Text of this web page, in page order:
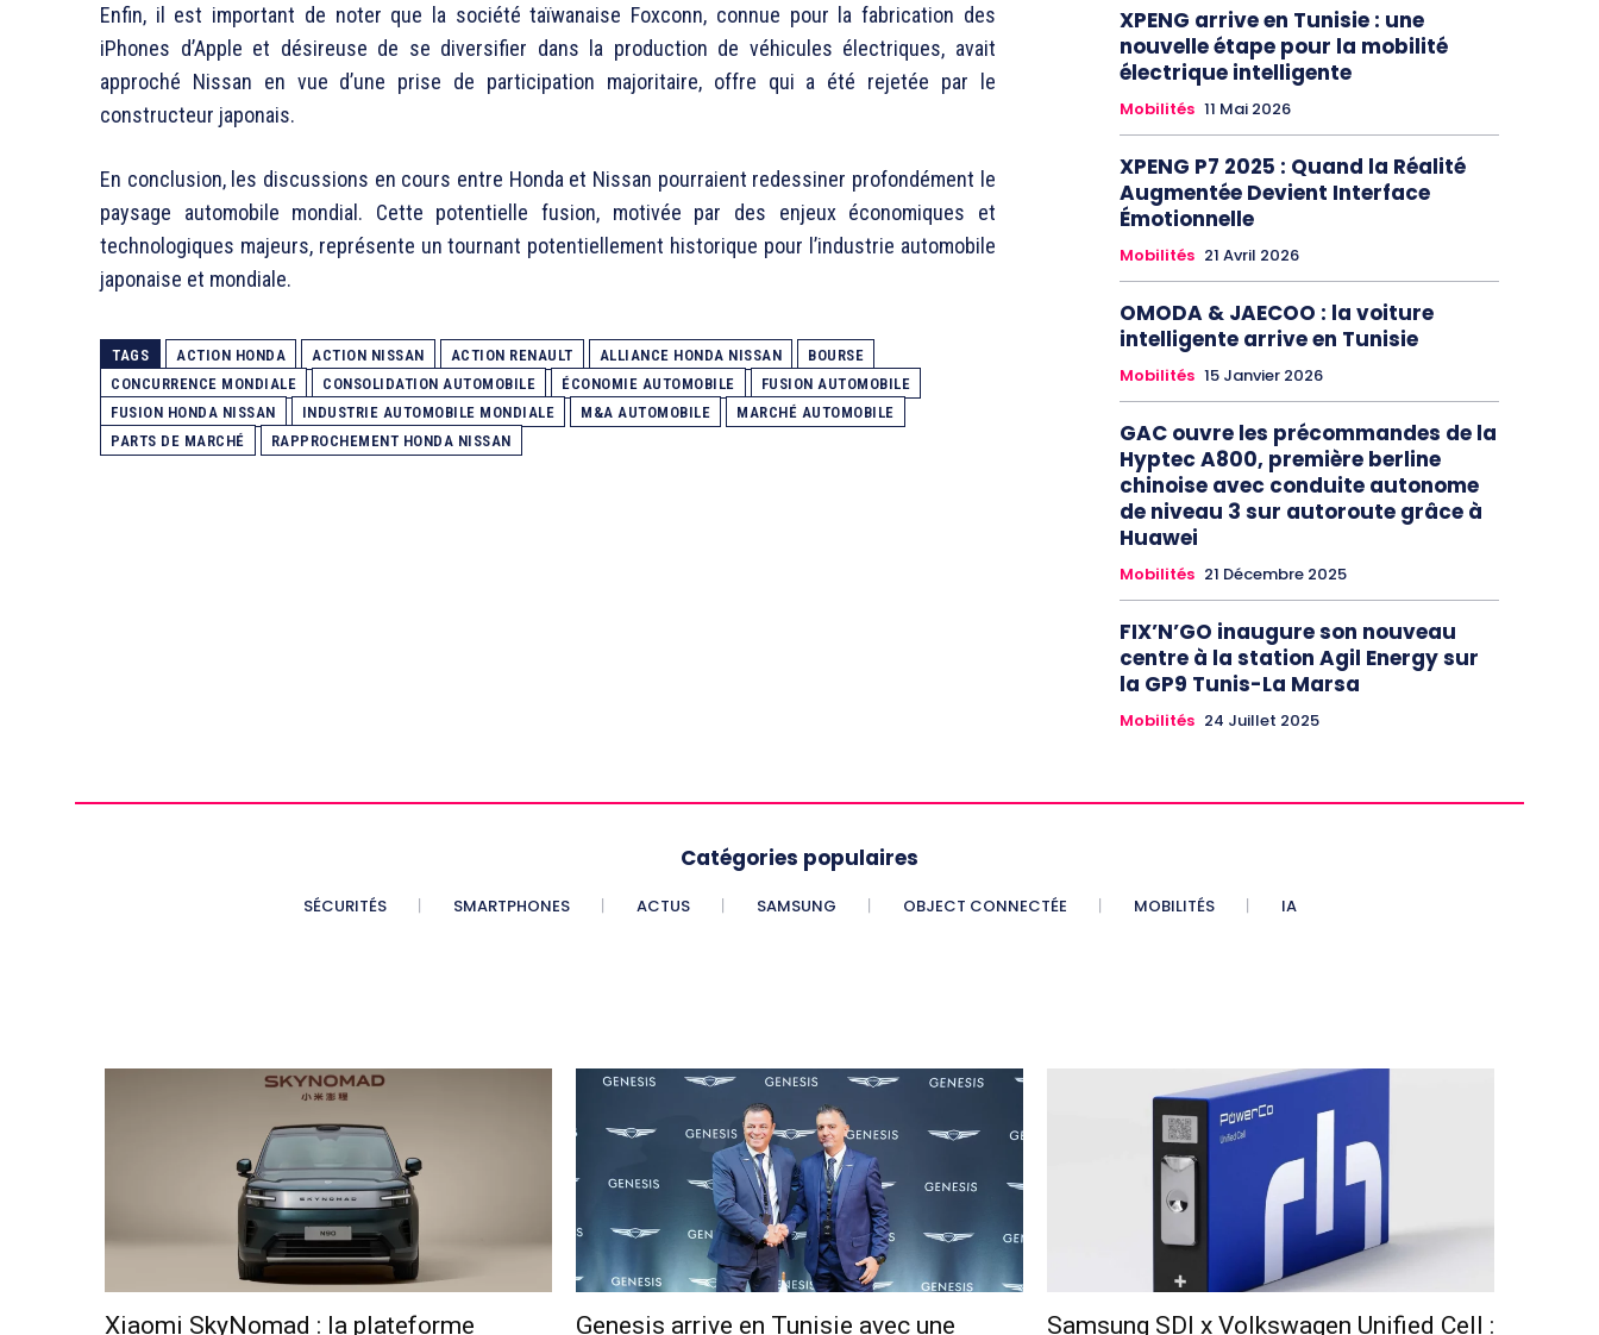
Enfin, il est important de noter que la société taïwanaise Foxconn, connue pour la fabrication des
iPhones d’Apple et désireuse de se diversifier dans la production de véhicules électriques, avait
approché Nissan en vue d’une prise de participation majoritaire, offre qui a été rejetée par le
constructeur japonais.
En conclusion, les discussions en cours entre Honda et Nissan pourraient redessiner profondément le
paysage automobile mondial. Cette potentielle fusion, motivée par des enjeux économiques et
technologiques majeurs, représente un tournant potentiellement historique pour l’industrie automobile
japonaise et mondiale.
TAGS ACTION HONDA ACTION NISSAN ACTION RENAULT ALLIANCE HONDA NISSAN
BOURSE
CONCURRENCE MONDIALE
CONSOLIDATION AUTOMOBILE ÉCONOMIE AUTOMOBILE
FUSION AUTOMOBILE
FUSION HONDA NISSAN
INDUSTRIE AUTOMOBILE MONDIALE M&A AUTOMOBILE
MARCHÉ AUTOMOBILE
PARTS DE MARCHÉ
RAPPROCHEMENT HONDA NISSAN
XPENG arrive en Tunisie : une
nouvelle étape pour la mobilité
électrique intelligente
Mobilités 11 Mai 2026
XPENG P7 2025 : Quand la Réalité
Augmentée Devient Interface
Émotionnelle
Mobilités 21 Avril 2026
OMODA & JAECOO : la voiture
intelligente arrive en Tunisie
Mobilités 15 Janvier 2026
GAC ouvre les précommandes de la
Hyptec A800, première berline
chinoise avec conduite autonome
de niveau 3 sur autoroute grâce à
Huawei
Mobilités 21 Décembre 2025
FIX’N’GO inaugure son nouveau
centre à la station Agil Energy sur
la GP9 Tunis-La Marsa
Mobilités 24 Juillet 2025
Catégories populaires
SÉCURITÉS SMARTPHONES ACTUS SAMSUNG OBJECT CONNECTÉE MOBILITÉS IA
Xiaomi SkyNomad : la plateforme Genesis arrive en Tunisie avec une Samsung SDI x Volkswagen Unified Cell :